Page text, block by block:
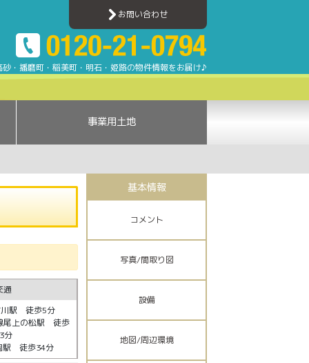
寺家町 | 加古川売買ナビ | 加古川・高砂・姫路・明石エリアのアパート・マン
お問い合わせ
砂・播磨町・稲美町・明石・姫路の物件情報をお届け♪
事業用土地
通
川駅 徒歩5分
尾上の松駅 徒歩
分
駅 徒歩34分
基本情報
コメント
写真/間取り図
設備
地図/周辺環境